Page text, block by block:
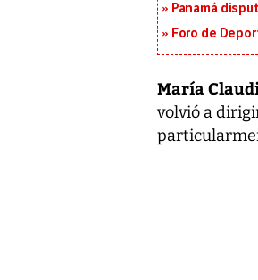
Panamá
Foro de
María
volvió a